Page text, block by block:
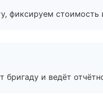
фиксируем стоимость
и ведёт